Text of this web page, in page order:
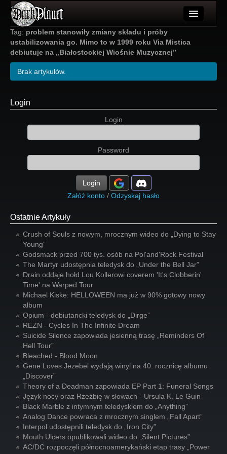
Artykuły
Użytkownicy
Wydarzenia
Forum
Tag: problem stanowiły zmiany składu i próby
ustabilizowania go. Mimo to w 1999 roku Via Mistica
debiutuje na „Białostockiej Wiośnie Muzycznej”
Brak artykułów.
Login
Login
Password
Login
Załóż konto / Odzyskaj hasło
Ostatnie Artykuły
Crush of Souls z nowym, mrocznym wideo do „Dying to Stay
Young”
Godsmack przed 700 tys. osób na Pol'and'Rock Festival
The Martyr udostępnia teledysk do „Under the Bell Jar”
Drain oddaje hołd Lou Kollerowi coverem 'It's Clobberin'
Time' na Warped Tour
Michael Kiske: HELLOWEEN ma już w 90% gotowy nowy
album
Opium - debiutancki teledysk do „Dirge”
REZN - Cycles In The Infinite Dream
Suicide Silence zapowiada jesienną trasę „Reminders Of
Hell Tour”
Bleached - Blood Moon
Gene Loves Jezebel wydają winyl na 40. rocznicę albumu
„Discover”
Theory of a Deadman zapowiada EP Part 1: Funeral Songs
Język nocy oraz Rzeźbię w słowach - Ursula K. Le Guin
Black Marble z intymnym teledyskiem do „Anything”
Analog Dance powraca z mrocznym singlem „Fall Apart”
Interpol udostępnili teledysk do „Iron City”
Mouth Ulcers opublikowali wideo do „Silent Pictures”
AC/DC rozpoczęli północnoamerykański etap trasy „Power